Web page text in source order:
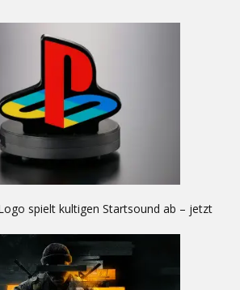
spielt kultigen Startsound ab – jetzt